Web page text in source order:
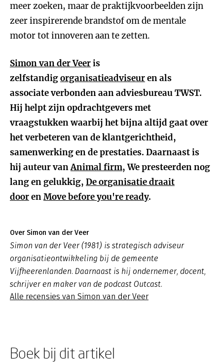
meer zoeken, maar de praktijkvoorbeelden zijn
zeer inspirerende brandstof om de mentale
motor tot innoveren aan te zetten.
Simon van der Veeris
zelfstandigorganisatieadviseuren als
associate verbonden aan adviesbureau TWST.
Hij helpt zijn opdrachtgevers met
vraagstukken waarbij het bijna altijd gaat over
het verbeteren van de klantgerichtheid,
samenwerking en de prestaties. Daarnaast is
hij auteur vanAnimal firm, We presteerden nog
lang en gelukkig, De organisatie draait
doorenMove before you're ready.
Over Simon van der Veer
Simon van der Veer (1981) is strategisch adviseur
organisatieontwikkeling bij de gemeente
Vijfheerenlanden. Daarnaast is hij ondernemer, docent,
schrijver en maker van de podcast Outcast.
Alle recensies van Simon van der Veer
Boek bij dit artikel